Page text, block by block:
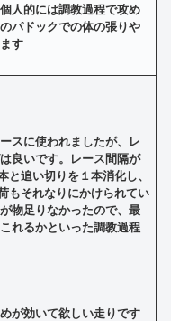
人的には調教過程で攻め
パドックでの体の張りや
す
スに使われましたが、レ
良いです。レース間隔が
と追い切りを１本消化し、
もそれなりにかけられてい
物足りなかったので、最
れるかといった調教過程
が効いて欲しい走りです